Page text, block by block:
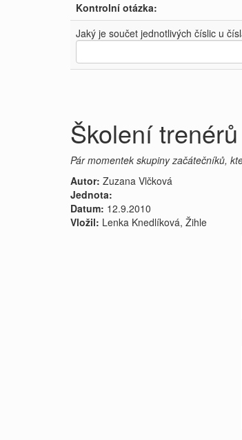
Kontrolní otázka:
Jaký je součet jednotlivých číslic u
Školení
Pár momentek skupiny začátečníků,
Autor: Zuzana Vlčková
Jednota:
Datum: 12.9.2010
Vložil: Lenka Knedlíková, Žihle